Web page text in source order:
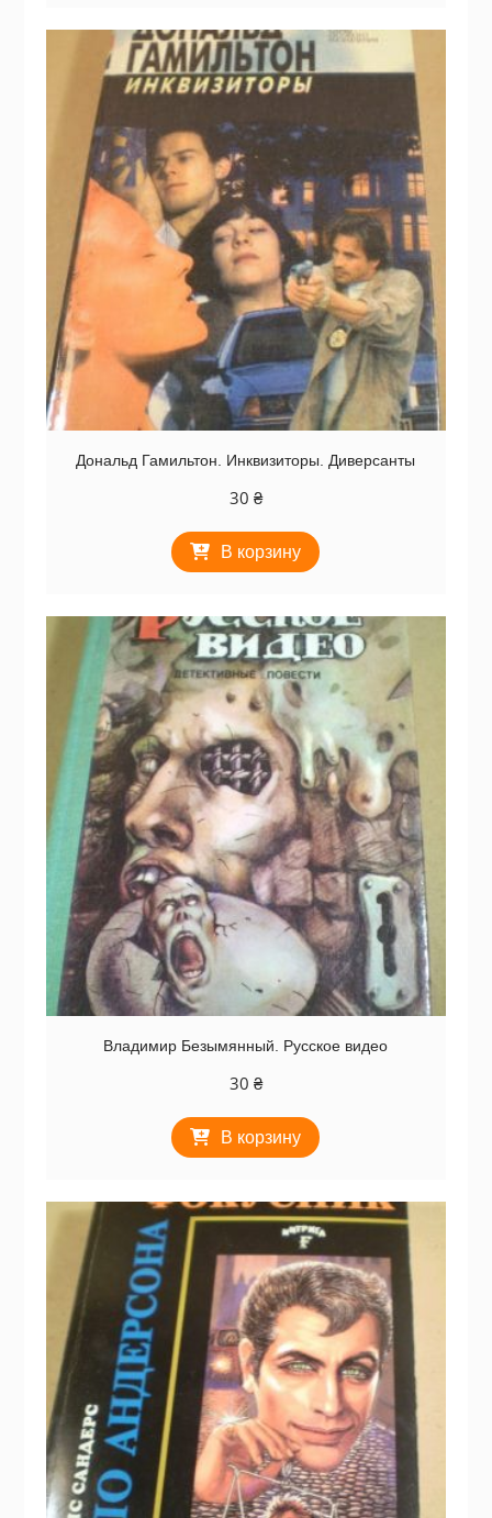
Дональд Гамильтон. Инквизиторы. Диверсанты
30 ₴
В корзину
Владимир Безымянный. Русское видео
30 ₴
В корзину